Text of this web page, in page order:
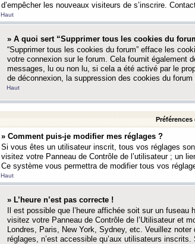
d’empêcher les nouveaux visiteurs de s’inscrire.
Haut
» A quoi sert “Supprimer tous les cookies du
“Supprimer tous les cookies du forum” efface les
votre connexion sur le forum. Cela fournit également
messages, lu ou non lu, si cela a été activé par le
de déconnexion, la suppression des cookies du forum
Haut
Préférences
» Comment puis-je modifier mes réglages ?
Si vous êtes un utilisateur inscrit, tous vos réglages
visitez votre Panneau de Contrôle de l’utilisateur ; un
Ce système vous permettra de modifier tous vos
Haut
» L’heure n’est pas correcte !
Il est possible que l’heure affichée soit sur un
visitez votre Panneau de Contrôle de l’Utilisateur et
Londres, Paris, New York, Sydney, etc. Veuillez
réglages, n’est accessible qu’aux utilisateurs